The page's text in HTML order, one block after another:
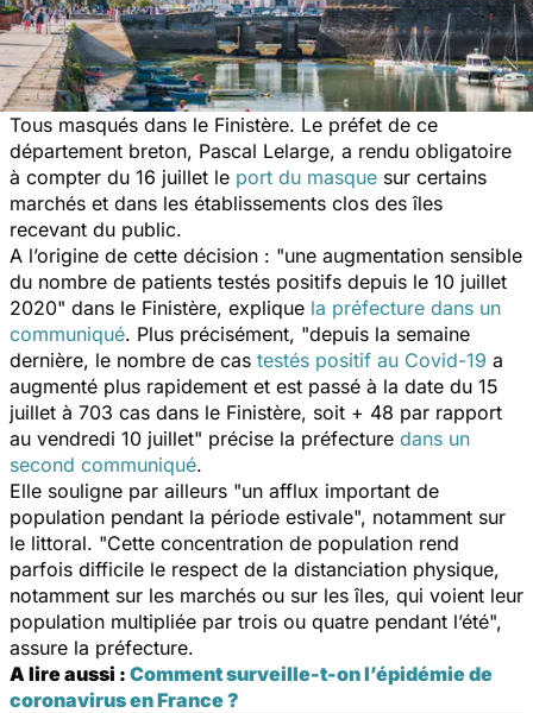
Tous masqués dans le Finistère. Le préfet de ce
département breton, Pascal Lelarge, a rendu obligatoire
à compter du 16 juillet le port du masque sur certains
marchés et dans les établissements clos des îles
recevant du public.
A l’origine de cette décision : "une augmentation sensible
du nombre de patients testés positifs depuis le 10 juillet
2020" dans le Finistère, explique la préfecture dans un
communiqué. Plus précisément, "depuis la semaine
dernière, le nombre de cas testés positif au Covid-19 a
augmenté plus rapidement et est passé à la date du 15
juillet à 703 cas dans le Finistère, soit + 48 par rapport
au vendredi 10 juillet" précise la préfecture dans un
second communiqué.
Elle souligne par ailleurs "un afflux important de
population pendant la période estivale", notamment sur
le littoral. "Cette concentration de population rend
parfois difficile le respect de la distanciation physique,
notamment sur les marchés ou sur les îles, qui voient leur
population multipliée par trois ou quatre pendant l’été",
assure la préfecture.
A lire aussi : Comment surveille-t-on l’épidémie de
coronavirus en France ?